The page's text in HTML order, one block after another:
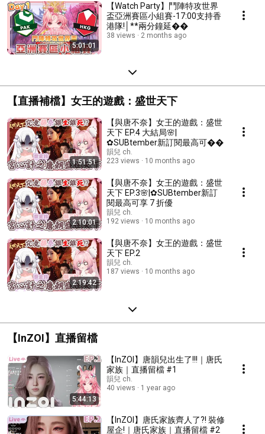
5:01:01
【Watch Party】鬥陣特攻世界
盃亞洲賽區小組賽-17:00支持香
港隊!│**兩分鐘延��
38 views 2 months ago
【直播補檔】女王的遊戲：盛世天下
1:51:51
【與唐不奈】女王的遊戲：盛世
天下 EP.4 大結局🌸|
✿SUBtember新訂閱最高可��
韻兒 ch.
223 views
10 months ago
2:10:01
【與唐不奈】女王的遊戲：盛世
天下 EP.3🌸|✿SUBtember新訂
閱最高可享 7 折優
韻兒 ch.
192 views
10 months ago
2:19:42
【與唐不奈】女王的遊戲：盛世
天下 EP.2
韻兒 ch.
187 views
10 months ago
【InZOI】直播留檔
5:44:13
【InZOI】唐韻兒出生了!!!｜唐氏
家族｜直播留檔 #1
韻兒 ch.
40 views
1 year ago
【InZOI】唐氏家族齊人了?! 裝修
屋企!｜唐氏家族｜直播留檔 #2